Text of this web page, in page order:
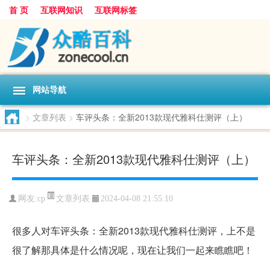
首 页 互联网知识 互联网标签
网站导航
> 文章列表 > 车评头条：全新2013款现代雅科仕测评（上）
车评头条：全新2013款现代雅科仕测评（上）
网友:cp 文章列表 2024-04-08 21:55:10
很多人对车评头条：全新2013款现代雅科仕测评，上不是
很了解那具体是什么情况呢，现在让我们一起来瞧瞧吧！